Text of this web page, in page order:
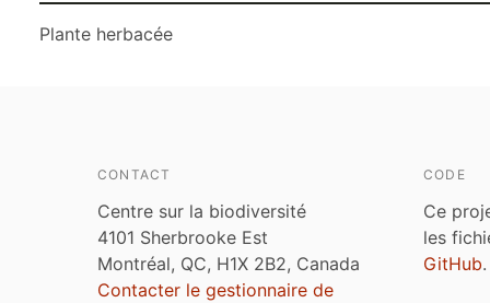
Plante herbacée
CONTACT
Centre sur la biodiversité
4101 Sherbrooke Est
Montréal, QC, H1X 2B2, Canada
Contacter le gestionnaire de
CODE
Ce
les
GitHub.